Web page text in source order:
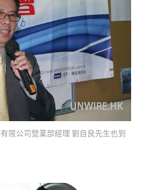
限公司營業部經理 劉自良先生也到